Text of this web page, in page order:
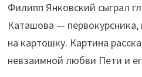
Филипп Янковский сыграл
Каташова —
на картошку. Картина
невзаимной любви Пети и